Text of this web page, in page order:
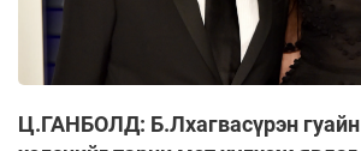
Ц.ГАНБОЛД: Б.Лхагвасүрэн гуайн